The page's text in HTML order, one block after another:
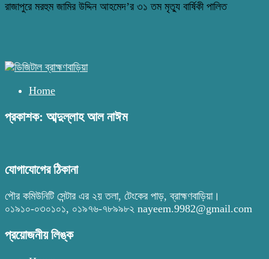
রাজাপুরে মরহুম জামির উদ্দিন আহমেদ’র ৩১ তম মৃত্যু বার্ষিকী পালিত
Home
প্রকাশক: আব্দুল্লাহ আল নাঈম
যোগাযোগের ঠিকানা
পৌর কমিউনিটি সেন্টার এর ২য় তলা, টেংকের পাড়, ব্রাহ্মণবাড়িয়া।
০১৯১০-০৩০১০১, ০১৯৭৬-৭৮৯৯৮২ nayeem.9982@gmail.com
প্রয়োজনীয় লিঙ্ক